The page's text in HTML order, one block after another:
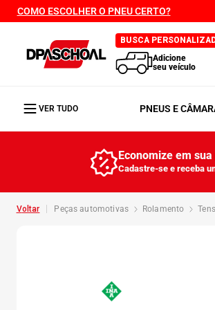
COMO ESCOLHER O PNEU CERTO?
BUSCA
Adicione
seu veículo
VER TUDO PNEUS E
Economize em
Cadastre-se e receba
peças automotivas rolamento